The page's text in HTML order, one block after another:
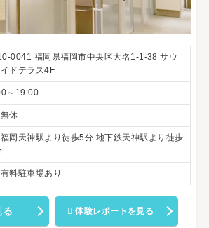
0041 福岡県福岡市中央区大名1-1-38 サウ
ドテラス4F
～19:00
休
岡天神駅より徒歩5分 地下鉄天神駅より徒歩
料駐車場あり
る 体験レポートを見る